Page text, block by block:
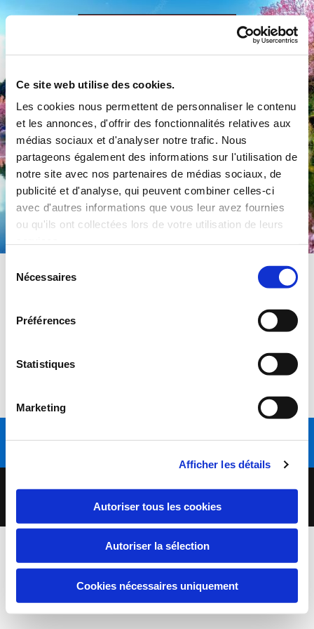
Ce site web utilise des cookies.
Les cookies nous permettent de personnaliser le contenu
et les annonces, d'offrir des fonctionnalités relatives aux
médias sociaux et d'analyser notre trafic. Nous
partageons également des informations sur l'utilisation de
notre site avec nos partenaires de médias sociaux, de
publicité et d'analyse, qui peuvent combiner celles-ci
avec d'autres informations que vous leur avez fournies
ou qu'ils ont collectées lors de votre utilisation de leurs
Nécessaires
Préférences
Statistiques
Marketing
Afficher les détails
Autoriser tous les cookies
Autoriser la sélection
Cookies nécessaires uniquement
Commune de Préty
Appelez-nous
Copyright 2020 | Commune de Préty | Tous droits réservés |
Mentions légales